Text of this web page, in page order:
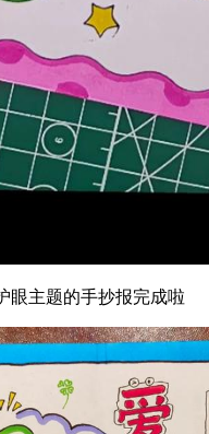
眼主题的手抄报完成啦